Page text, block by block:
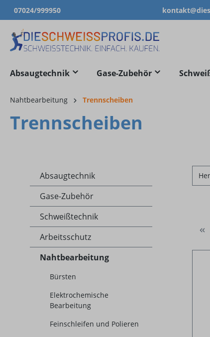
Zur Hauptnavigation springen
07024/999950
Absaugtechnik Gase-Zubehör
Nahtbearbeitung Trennscheiben
Trennscheiben
Absaugtechnik
Gase-Zubehör
Schweißtechnik
Arbeitsschutz
Nahtbearbeitung
Bürsten
Elektrochemische
Bearbeitung
Feinschleifen und Polieren